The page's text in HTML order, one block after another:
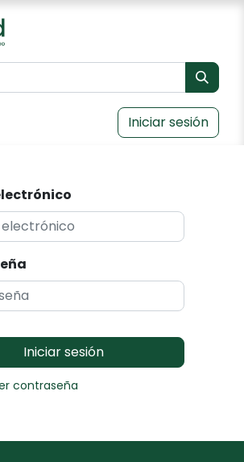
Iniciar sesión
Iniciar sesión
contraseña